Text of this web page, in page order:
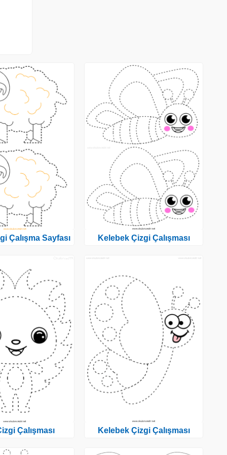
Çalışma Sayfası
Çalışması
Kelebek Çizgi Çalışması
Kelebek Çizgi Çalışması